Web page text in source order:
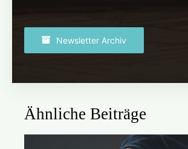
Newsletter Archiv
Ähnliche Beiträge